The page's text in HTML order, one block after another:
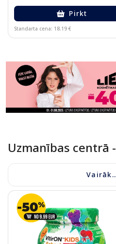
Pirkt
Standarta cena: 18.19 €
Uzmanības centrā